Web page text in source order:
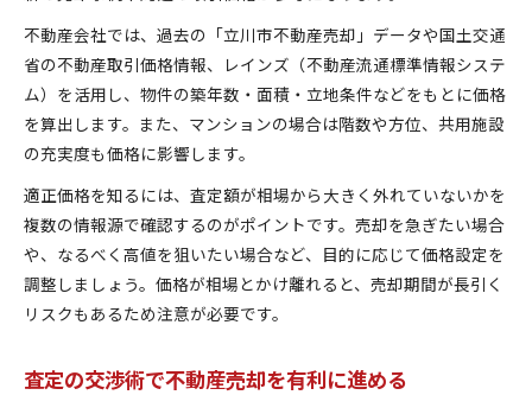
不動産会社では、過去の「立川市不動産売却」データや国土交通
省の不動産取引価格情報、レインズ（不動産流通標準情報システ
ム）を活用し、物件の築年数・面積・立地条件などをもとに価格
を算出します。また、マンションの場合は階数や方位、共用施設
の充実度も価格に影響します。
適正価格を知るには、査定額が相場から大きく外れていないかを
複数の情報源で確認するのがポイントです。売却を急ぎたい場合
や、なるべく高値を狙いたい場合など、目的に応じて価格設定を
調整しましょう。価格が相場とかけ離れると、売却期間が長引く
リスクもあるため注意が必要です。
査定の交渉術で不動産売却を有利に進める